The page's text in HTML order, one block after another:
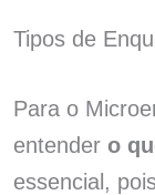
Tipos de
Para o
entender o
essencial,